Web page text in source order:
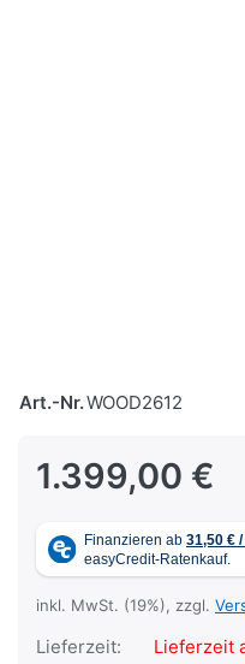
Art.-Nr.WOOD2612
1.399,00 €
inkl. MwSt. (19%), zzgl.
Lieferzeit: Lieferzeit